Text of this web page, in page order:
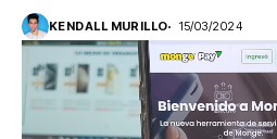
KENDALL MURILLO 15/03/2024